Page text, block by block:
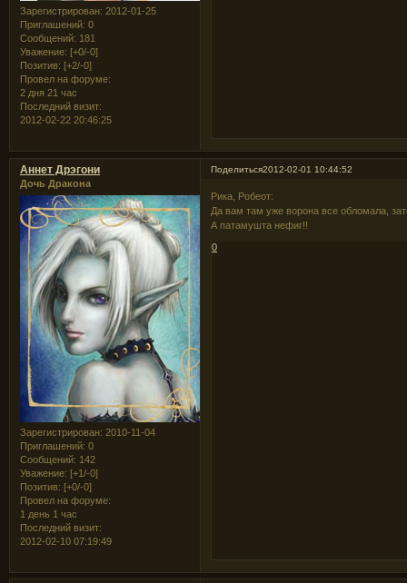
Зарегистрирован: 2012-01-25
Приглашений: 0
Сообщений: 181
Уважение: [+0/-0]
Позитив: [+2/-0]
Провел на форуме:
2 дня 21 час
Последний визит:
2012-02-22 20:46:25
Поделиться2012-02-01 10:44:52
Аннет Дрэгони
Дочь Дракона
Зарегистрирован: 2010-11-04
Приглашений: 0
Сообщений: 142
Уважение: [+1/-0]
Позитив: [+0/-0]
Провел на форуме:
1 день 1 час
Последний визит:
2012-02-10 07:19:49
Рика, Робеот:
Да вам там уже ворона все обломала,
А патамушта нефиг!!
0